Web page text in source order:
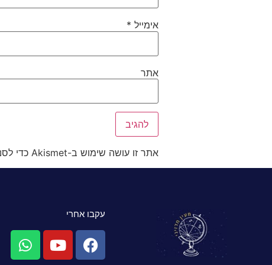
אימייל *
אתר
אתר זו עושה שימוש ב-Akismet כדי לסנן תגובות זבל.
עקבו אחרי